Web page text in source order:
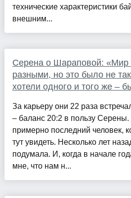
технические характеристики
внешним...
Серена о Шараповой: «Мир
разными, но это было не
хотели одного и того же –
За карьеру они 22 раза
– баланс 20:2 в пользу
примерно последний человек,
тут увидеть. Несколько лет
подумала. И, когда в начале
мне, что нам н...